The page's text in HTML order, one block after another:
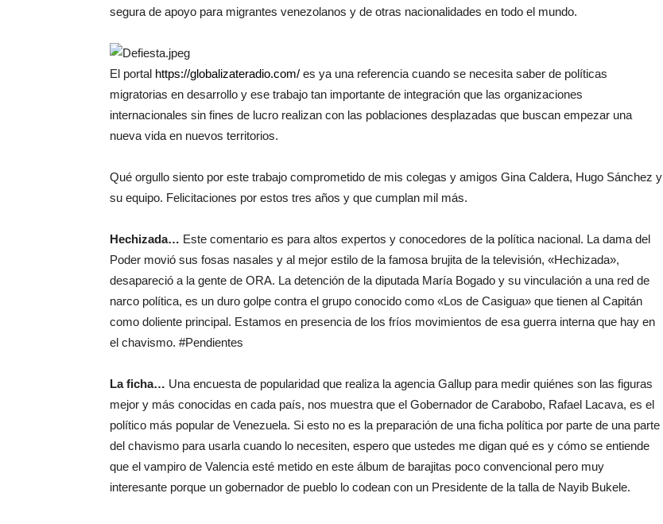
segura de apoyo para migrantes venezolanos y de otras nacionalidades en todo el mundo.
El portal https://globalizateradio.com/ es ya una referencia cuando se necesita saber de políticas
migratorias en desarrollo y ese trabajo tan importante de integración que las organizaciones
internacionales sin fines de lucro realizan con las poblaciones desplazadas que buscan empezar una
nueva vida en nuevos territorios.
Qué orgullo siento por este trabajo comprometido de mis colegas y amigos Gina Caldera, Hugo Sánchez y
su equipo. Felicitaciones por estos tres años y que cumplan mil más.
Hechizada… Este comentario es para altos expertos y conocedores de la política nacional. La dama del
Poder movió sus fosas nasales y al mejor estilo de la famosa brujita de la televisión, «Hechizada»,
desapareció a la gente de ORA. La detención de la diputada María Bogado y su vinculación a una red de
narco política, es un duro golpe contra el grupo conocido como «Los de Casigua» que tienen al Capitán
como doliente principal. Estamos en presencia de los fríos movimientos de esa guerra interna que hay en
el chavismo. #Pendientes
La ficha… Una encuesta de popularidad que realiza la agencia Gallup para medir quiénes son las figuras
mejor y más conocidas en cada país, nos muestra que el Gobernador de Carabobo, Rafael Lacava, es el
político más popular de Venezuela. Si esto no es la preparación de una ficha política por parte de una parte
del chavismo para usarla cuando lo necesiten, espero que ustedes me digan qué es y cómo se entiende
que el vampiro de Valencia esté metido en este álbum de barajitas poco convencional pero muy
interesante porque un gobernador de pueblo lo codean con un Presidente de la talla de Nayib Bukele.